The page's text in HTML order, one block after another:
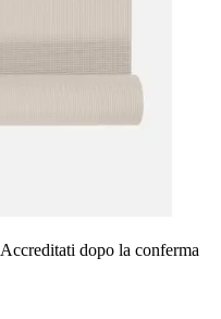
Accreditati dopo la conferma